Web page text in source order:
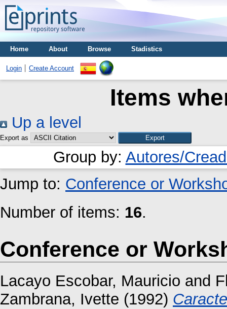
Home About Browse Stadistics
Login Create Account
Items
Up a level
Export as
Group by: Autores/
Jump to: Conference or
Number of items: 16.
Conference or
Lacayo Escobar, Mauricio and
Zambrana, Ivette (1992)